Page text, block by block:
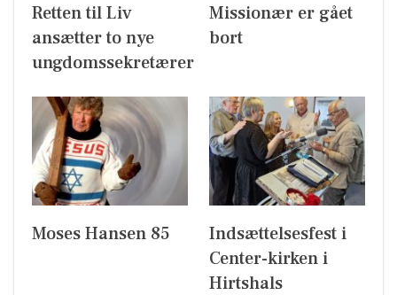
Retten til Liv
ansætter to nye
ungdomssekretærer
Missionær er gået
bort
Moses Hansen 85
Indsættelsesfest i
Center-kirken i
Hirtshals